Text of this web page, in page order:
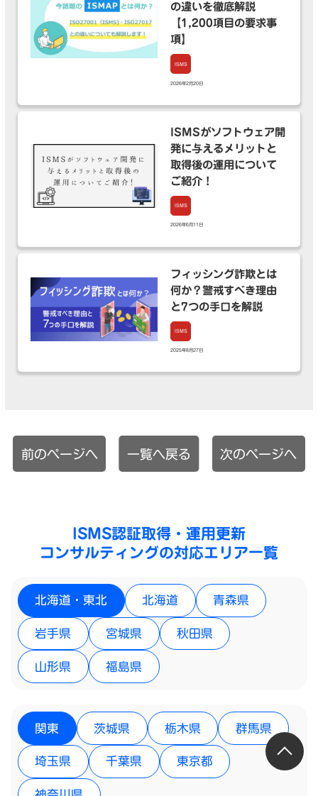
ISMS
2026年2月20日
の違いを徹底解説
【1,200項目の要求事
項】
ISMS
2026年6月11日
ISMSがソフトウェア開
発に与えるメリットと
取得後の運用について
ご紹介！
ISMS
2025年8月27日
フィッシング詐欺とは
何か？警戒すべき理由
と7つの手口を解説
前のページへ 一覧へ戻る 次のページへ
ISMS認証取得・運用更新
コンサルティングの対応エリア一覧
北海道・東北 北海道 青森県
岩手県 宮城県 秋田県
山形県 福島県
関東 茨城県 栃木県 群馬県
埼玉県 千葉県 東京都